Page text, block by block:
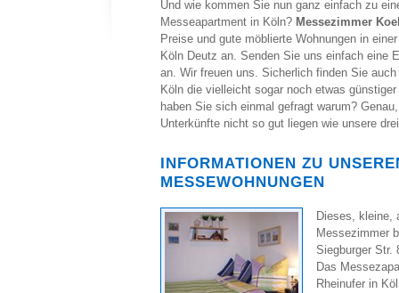
Und wie kommen Sie nun ganz einfach zu
Messeapartment in Köln? Messezimmer
Preise und gute möblierte Wohnungen in
Köln Deutz an. Senden Sie uns einfach eine
an. Wir freuen uns. Sicherlich finden Sie auch
Köln die vielleicht sogar noch etwas
haben Sie sich einmal gefragt warum?
Unterkünfte nicht so gut liegen wie unsere
INFORMATIONEN ZU
MESSEWOHNUNGEN
Dieses, kleine,
Messezimmer
Siegburger Str.
Das
Rheinufer in